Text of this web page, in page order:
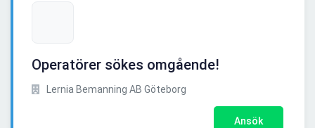
Operatörer sökes omgående!
Lernia Bemanning AB Göteborg
Ansök